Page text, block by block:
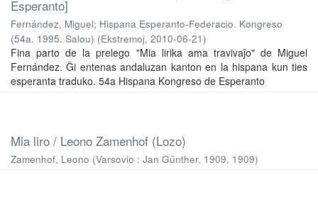
Esperanto]
Fernández, Miguel; Hispana Esperanto-Federacio. Kongreso
(54a. 1995. Salou) (Ekstremoj, 2010-06-21)
Fina parto de la prelego "Mia lirika ama travivaĵo" de Miguel
Fernández. Ĝi entenas andaluzan kanton en la hispana kun ties
esperanta traduko. 54a Hispana Kongreso de Esperanto
Mia liro / Leono Zamenhof (Lozo)
Zamenhof, Leono (Varsovio : Jan Günther, 1909, 1909)